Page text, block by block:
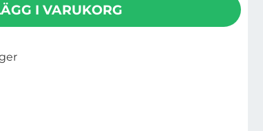
I VARUKORG